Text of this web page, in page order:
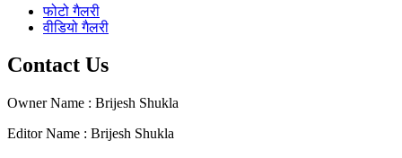
फोटो गैलरी
वीडियो गैलरी
Contact Us
Owner Name : Brijesh Shukla
Editor Name : Brijesh Shukla